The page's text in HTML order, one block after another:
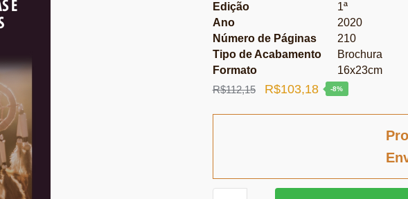
Edição
1ª
Ano
2020
Número de Páginas
210
Tipo de Acabamento
Brochura
Formato
16x23cm
R$112,15
O
R$103,18O
-8%